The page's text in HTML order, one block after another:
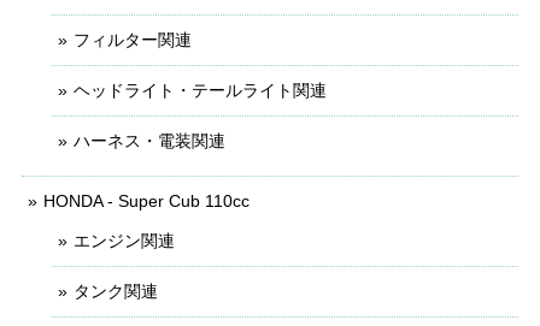
フィルター関連
ヘッドライト・テールライト関連
ハーネス・電装関連
HONDA - Super Cub 110cc
エンジン関連
タンク関連